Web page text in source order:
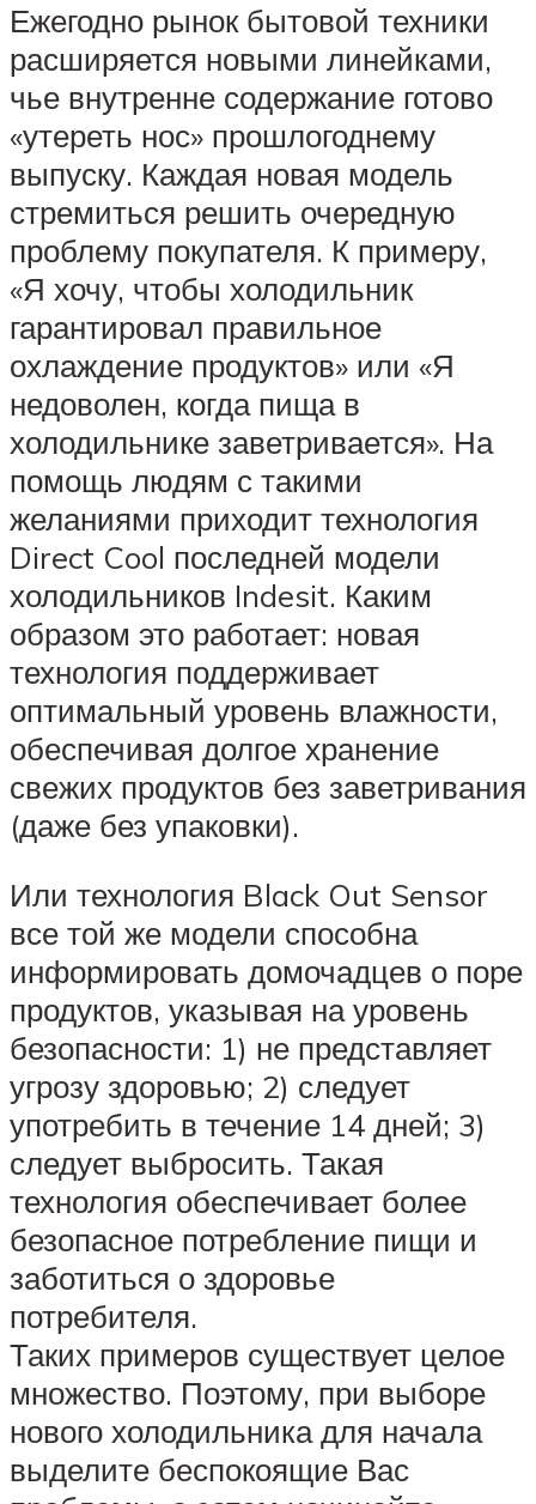
Ежегодно рынок бытовой техники
расширяется новыми линейками,
чье внутренне содержание готово
«утереть нос» прошлогоднему
выпуску. Каждая новая модель
стремиться решить очередную
проблему покупателя. К примеру,
«Я хочу, чтобы холодильник
гарантировал правильное
охлаждение продуктов» или «Я
недоволен, когда пища в
холодильнике заветривается». На
помощь людям с такими
желаниями приходит технология
Direct Cool последней модели
холодильников Indesit. Каким
образом это работает: новая
технология поддерживает
оптимальный уровень влажности,
обеспечивая долгое хранение
свежих продуктов без заветривания
(даже без упаковки).
Или технология Black Out Sensor
все той же модели способна
информировать домочадцев о поре
продуктов, указывая на уровень
безопасности: 1) не представляет
угрозу здоровью; 2) следует
употребить в течение 14 дней; 3)
следует выбросить. Такая
технология обеспечивает более
безопасное потребление пищи и
заботиться о здоровье
потребителя.
Таких примеров существует целое
множество. Поэтому, при выборе
нового холодильника для начала
выделите беспокоящие Вас